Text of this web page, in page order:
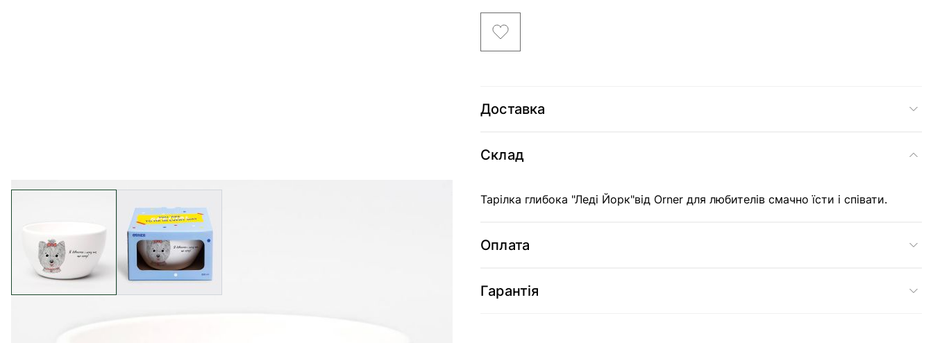
Доставка
Склад
Тарілка глибока "Леді Йорк"від Orner для любителів смачно їсти і співати.
Оплата
Гарантія